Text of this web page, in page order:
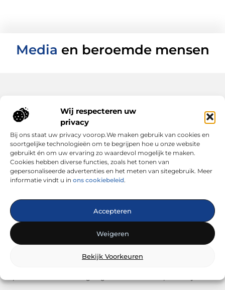
Wij respecteren uw
privacy
Bij ons staat uw privacy voorop.We maken gebruik van cookies en
soortgelijke technologieën om te begrijpen hoe u onze website
gebruikt én om uw ervaring zo waardevol mogelijk te maken.
Cookies hebben diverse functies, zoals het tonen van
gepersonaliseerde advertenties en het meten van sitegebruik. Meer
informatie vindt u in ons cookiebeleid.
Accepteren
Weigeren
Bekijk Voorkeuren
Media en beroemde mensen
— Laat je verrassen door inspirerende blogs, handige
Onze informatie
Bericht categorie